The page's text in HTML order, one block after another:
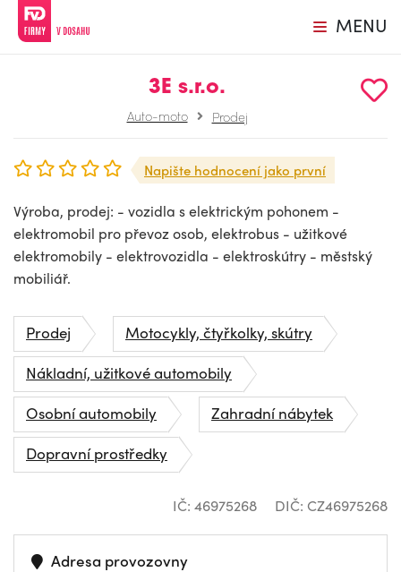
MENU
3E s.r.o.
Auto-moto Prodej
Napište hodnocení jako první
Výroba, prodej: - vozidla s elektrickým pohonem -
elektromobil pro převoz osob, elektrobus - užitkové
elektromobily - elektrovozidla - elektroskútry - městský
mobiliář.
Prodej
Motocykly, čtyřkolky, skútry
Nákladní, užitkové automobily
Osobní automobily
Zahradní nábytek
Dopravní prostředky
IČ: 46975268 DIČ: CZ46975268
Adresa provozovny